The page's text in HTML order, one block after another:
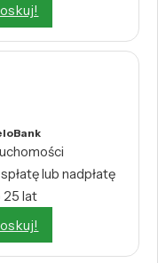
lub nadpłatę
25 lat